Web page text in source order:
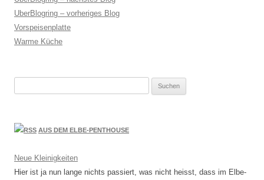
UberBlogring – vorheriges Blog
Vorspeisenplatte
Warme Küche
AUS DEM ELBE-PENTHOUSE
Neue Kleinigkeiten
Hier ist ja nun lange nichts passiert, was nicht heisst, dass im Elbe-